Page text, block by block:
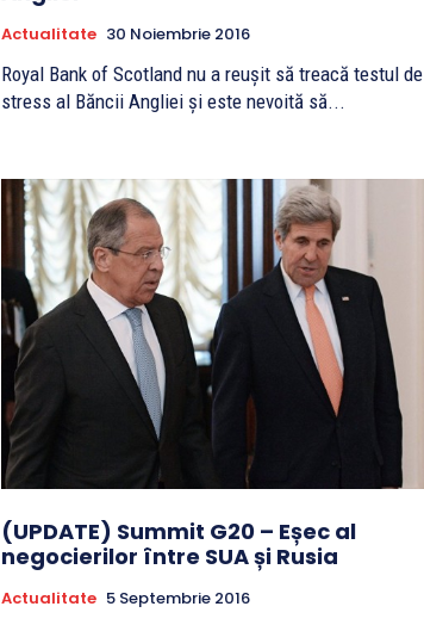
Actualitate 30 Noiembrie 2016
Royal Bank of Scotland nu a reuşit să treacă testul de
stress al Băncii Angliei şi este nevoită să...
(UPDATE) Summit G20 – Eșec al
negocierilor între SUA și Rusia
Actualitate 5 Septembrie 2016